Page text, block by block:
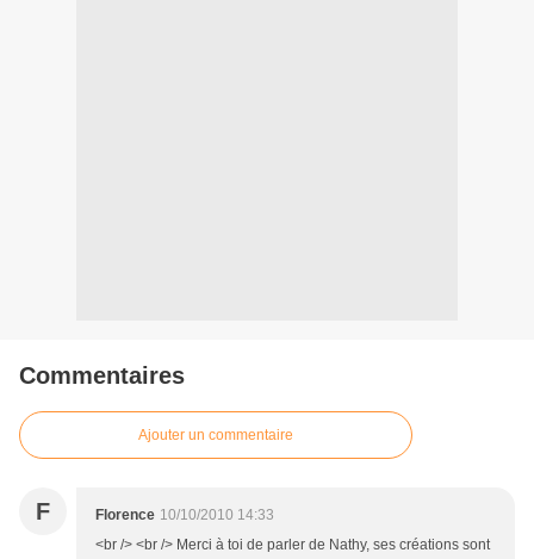
Commentaires
Ajouter un commentaire
F Florence 10/10/2010 14:33
<br /> <br /> Merci à toi de parler de Nathy, ses créations sont